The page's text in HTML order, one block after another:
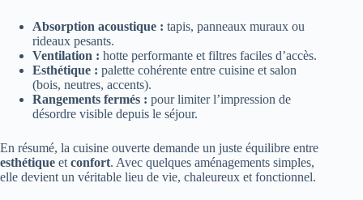
Absorption acoustique : tapis, panneaux muraux ou
rideaux pesants.
Ventilation : hotte performante et filtres faciles d’accès.
Esthétique : palette cohérente entre cuisine et salon
(bois, neutres, accents).
Rangements fermés : pour limiter l’impression de
désordre visible depuis le séjour.
En résumé, la cuisine ouverte demande un juste équilibre entre
esthétique et confort. Avec quelques aménagements simples,
elle devient un véritable lieu de vie, chaleureux et fonctionnel.